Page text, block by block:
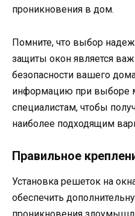
проникновения в дом.
Помните, что выбор
защиты окон является
безопасности вашего
информацию при выборе
специалистам, чтобы
наиболее подходящим
Правильное
Установка решеток на
обеспечить